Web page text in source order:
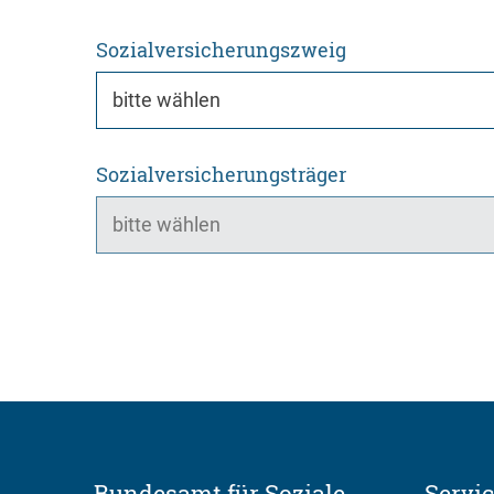
Sozialversicherungszweig
Sozialversicherungsträger